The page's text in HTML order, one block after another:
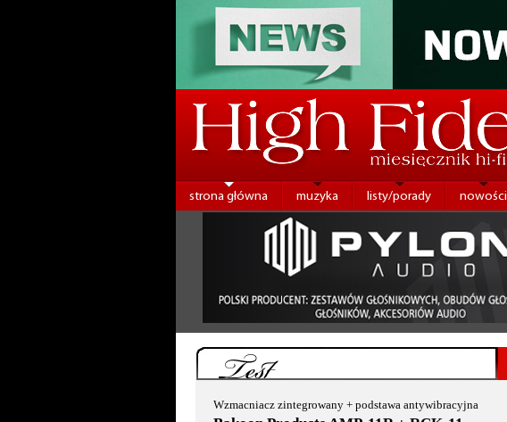
strona główna muzyka listy/porady nowości
Test
Wzmacniacz zintegrowany + podstawa antywibracyjna